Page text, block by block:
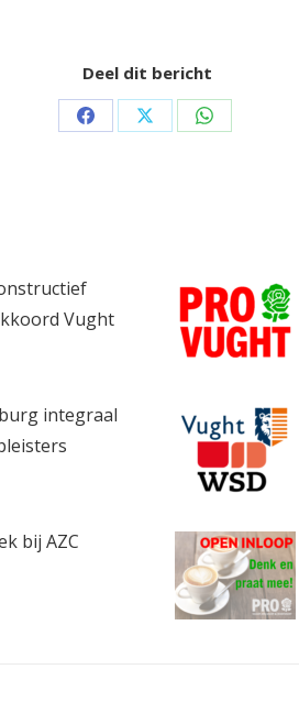
Deel dit bericht
Share Share Share
Vught
integraal
bij AZC